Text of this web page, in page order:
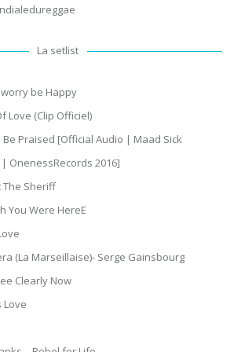
La setlist
worry be Happy‬
Love (Clip Officiel)‬
Be Praised [Official Audio | Maad Sick
OnenessRecords 2016]‬
The Sheriff‬
You Were HereE
(La Marseillaise)- Serge Gainsbourg‬
Clearly Now‬
Love‬